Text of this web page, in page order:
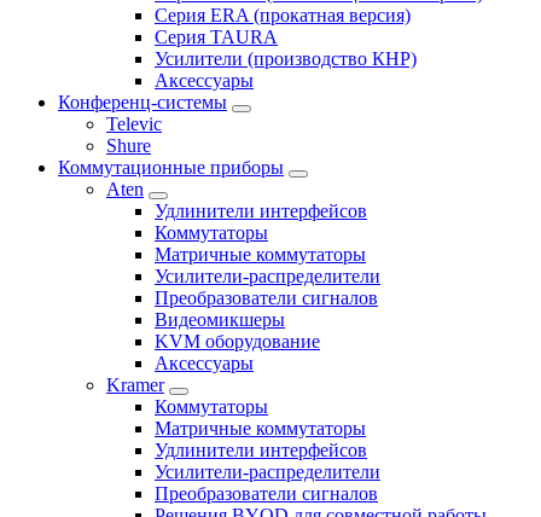
Серия ERA (прокатная версия)
Серия TAURA
Усилители (производство КНР)
Аксессуары
Конференц-системы
Televic
Shure
Коммутационные приборы
Aten
Удлинители интерфейсов
Коммутаторы
Матричные коммутаторы
Усилители-распределители
Преобразователи сигналов
Видеомикшеры
KVM оборудование
Аксессуары
Kramer
Коммутаторы
Матричные коммутаторы
Удлинители интерфейсов
Усилители-распределители
Преобразователи сигналов